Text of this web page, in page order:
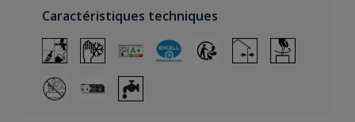
Caractéristiques techniques